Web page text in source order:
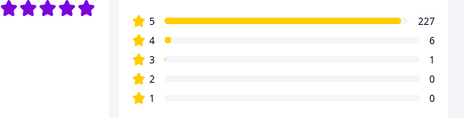
5
227
4
6
3
1
2
0
1
0